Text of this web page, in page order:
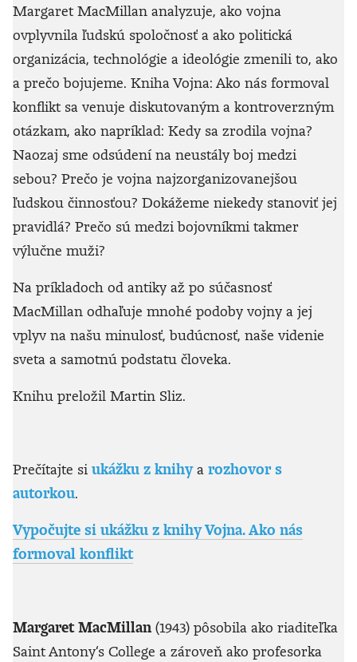
Margaret MacMillan analyzuje, ako vojna
ovplyvnila ľudskú spoločnosť a ako politická
organizácia, technológie a ideológie zmenili to, ako
a prečo bojujeme. Kniha Vojna: Ako nás formoval
konflikt sa venuje diskutovaným a kontroverzným
otázkam, ako napríklad: Kedy sa zrodila vojna?
Naozaj sme odsúdení na neustály boj medzi
sebou? Prečo je vojna najzorganizovanejšou
ľudskou činnosťou? Dokážeme niekedy stanoviť jej
pravidlá? Prečo sú medzi bojovníkmi takmer
výlučne muži?
Na príkladoch od antiky až po súčasnosť
MacMillan odhaľuje mnohé podoby vojny a jej
vplyv na našu minulosť, budúcnosť, naše videnie
sveta a samotnú podstatu človeka.
Knihu preložil Martin Sliz.
Prečítajte si ukážku z knihya rozhovor s
autorkou.
Vypočujte si ukážku z knihy Vojna. Ako nás
formoval konflikt
Margaret MacMillan (1943) pôsobila ako riaditeľka
Saint Antony‘s College a zároveň ako profesorka